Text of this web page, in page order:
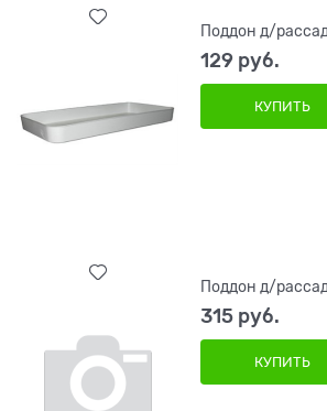
Поддон д/
129 руб.
КУПИТЬ
Поддон д/
315 руб.
КУПИТЬ